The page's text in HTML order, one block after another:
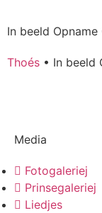
In beeld
Thoés • In beeld
Media
Fotogaleriej
Prinsegaleriej
Liedjes